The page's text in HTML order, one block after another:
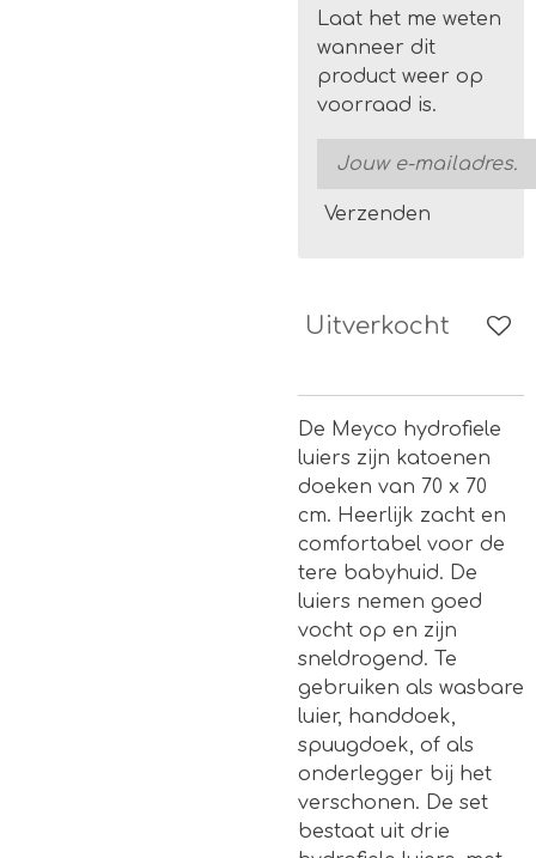
Laat het me weten
wanneer dit
product weer op
voorraad is.
Verzenden
Uitverkocht
De Meyco hydrofiele
luiers zijn katoenen
doeken van 70 x 70
cm. Heerlijk zacht en
comfortabel voor de
tere babyhuid. De
luiers nemen goed
vocht op en zijn
sneldrogend. Te
gebruiken als wasbare
luier, handdoek,
spuugdoek, of als
onderlegger bij het
verschonen. De set
bestaat uit drie